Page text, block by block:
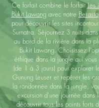
Ce forfait combine le forfaitLes
Bukit Lawangavec notre
pour découvrir les sites
Sumatra. Séjournez 3 nuits
au bord de la rivière dans la
Bukit Lawang. Choisissez
éthique dans la jungle qui
(de 1 à 3 jours) pour explorer
Gunung Leuser et repérer les
la randonnée dans la jungle,
excursion d'une journée dans
découvrir tous les points forts